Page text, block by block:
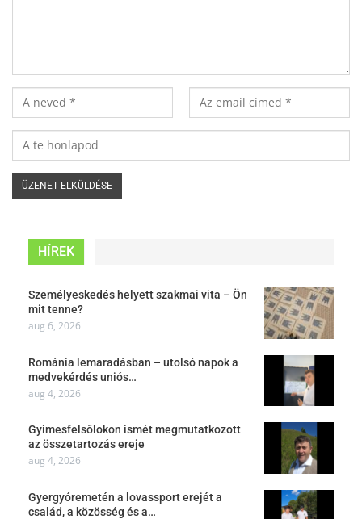
HÍREK
Személyeskedés helyett szakmai vita – Ön
mit tenne?
aug 6, 2026
Románia lemaradásban – utolsó napok a
medvekérdés uniós…
aug 4, 2026
Gyimesfelsőlokon ismét megmutatkozott
az összetartozás ereje
aug 4, 2026
Gyergyóremetén a lovassport erejét a
család, a közösség és a…